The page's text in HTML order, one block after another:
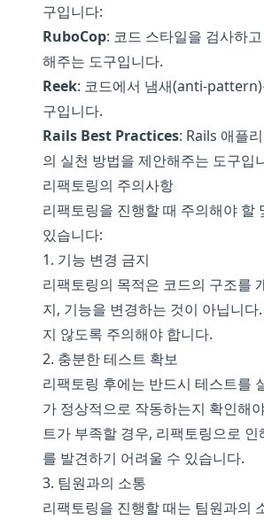
구입니다:
RuboCop: 코드 스타일을 검사하
해주는 도구입니다.
Reek: 코드에서 냄새(anti-
구입니다.
Rails Best Practices: Rails 애플
의 실천 방법을 제안해주는 도구입
리팩토링의 주의사항
리팩토링을 진행할 때 주의해야 할
있습니다:
1. 기능 변경 금지
리팩토링의 목적은 코드의 구조를
지, 기능을 변경하는 것이 아닙니다
지 않도록 주의해야 합니다.
2. 충분한 테스트 확보
리팩토링 후에는 반드시 테스트를
가 정상적으로 작동하는지 확인해
트가 부족할 경우, 리팩토링으로 인
를 발견하기 어려울 수 있습니다.
3. 팀원과의 소통
리팩토링을 진행할 때는 팀원과의